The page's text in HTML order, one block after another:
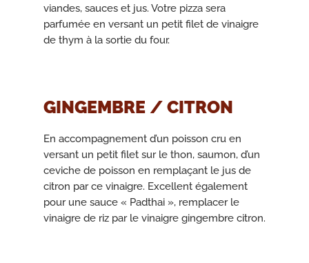
viandes, sauces et jus. Votre pizza sera
parfumée en versant un petit filet de vinaigre
de thym à la sortie du four.
GINGEMBRE / CITRON
En accompagnement d’un poisson cru en
versant un petit filet sur le thon, saumon, d’un
ceviche de poisson en remplaçant le jus de
citron par ce vinaigre. Excellent également
pour une sauce « Padthai », remplacer le
vinaigre de riz par le vinaigre gingembre citron.